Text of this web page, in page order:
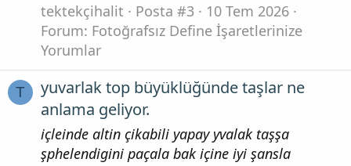
tektekçihalit
Posta #3
10 Tem 2026
Forum: Fotoğrafsız Define İşaretlerinize
Yorumlar
T
yuvarlak top büyüklüğünde taşlar ne
anlama geliyor.
içleinde altin çikabili yapay yvalak taşşa
şphelendigini paçala bak içine iyi şansla